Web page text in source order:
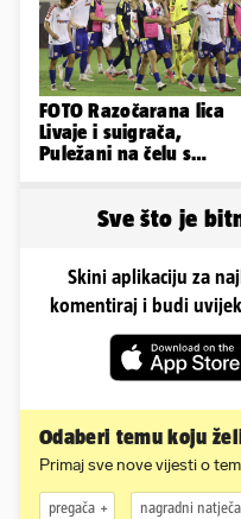
FOTO Razočarana lica
Livaje i suigrača,
Puležani na čelu s
Sve što je
Skini aplikaciju za
komentiraj i budi
Odaberi temu koju
Primaj sve nove vijesti o
pregača nagradni